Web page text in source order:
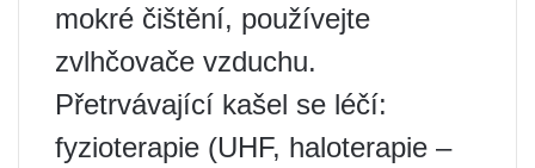
mokré čištění, používejte
zvlhčovače vzduchu.
Přetrvávající kašel se léčí:
fyzioterapie (UHF, haloterapie –